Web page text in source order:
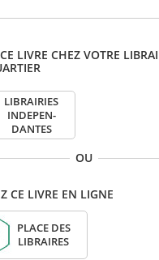
LIVRE CHEZ VOTRE
LIBRAI­RIES
INDE­PEN­
DANTES
OU
CE LIVRE EN LIGNE
PLACE DES
LIBRAIRES